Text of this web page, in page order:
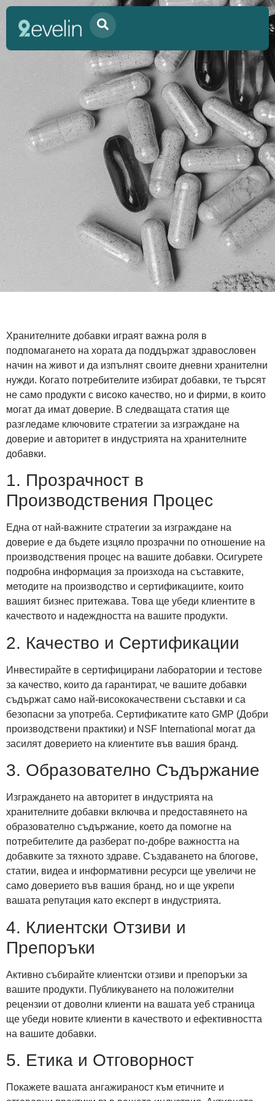
Хранителните добавки играят важна роля в
подпомагането на хората да поддържат здравословен
начин на живот и да изпълнят своите дневни хранителни
нужди. Когато потребителите избират добавки, те търсят
не само продукти с високо качество, но и фирми, в които
могат да имат доверие. В следващата статия ще
разгледаме ключовите стратегии за изграждане на
доверие и авторитет в индустрията на хранителните
добавки.
1. Прозрачност в
Производствения Процес
Една от най-важните стратегии за изграждане на
доверие е да бъдете изцяло прозрачни по отношение на
производствения процес на вашите добавки. Осигурете
подробна информация за произхода на съставките,
методите на производство и сертификациите, които
вашият бизнес притежава. Това ще убеди клиентите в
качеството и надеждността на вашите продукти.
2. Качество и Сертификации
Инвестирайте в сертифицирани лаборатории и тестове
за качество, които да гарантират, че вашите добавки
съдържат само най-висококачествени съставки и са
безопасни за употреба. Сертификатите като GMP (Добри
производствени практики) и NSF International могат да
засилят доверието на клиентите във вашия бранд.
3. Образователно Съдържание
Изграждането на авторитет в индустрията на
хранителните добавки включва и предоставянето на
образователно съдържание, което да помогне на
потребителите да разберат по-добре важността на
добавките за тяхното здраве. Създаването на блогове,
статии, видеа и информативни ресурси ще увеличи не
само доверието във вашия бранд, но и ще укрепи
вашата репутация като експерт в индустрията.
4. Клиентски Отзиви и
Препоръки
Активно събирайте клиентски отзиви и препоръки за
вашите продукти. Публикуването на положителни
рецензии от доволни клиенти на вашата уеб страница
ще убеди новите клиенти в качеството и ефективността
на вашите добавки.
5. Етика и Отговорност
Покажете вашата ангажираност към етичните и